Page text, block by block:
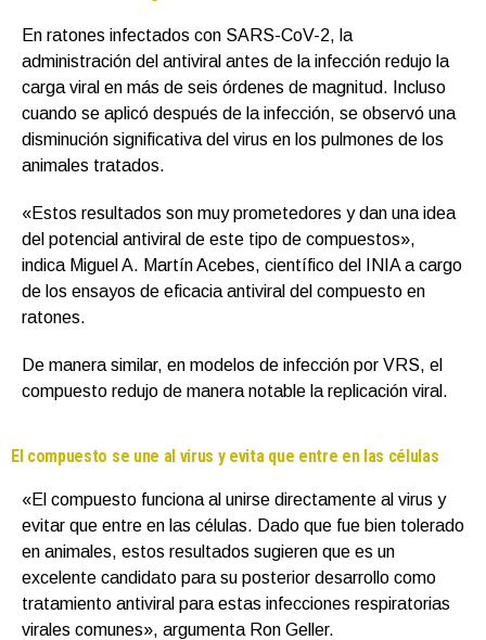
En ratones infectados con SARS-CoV-2, la
administración del antiviral antes de la infección redujo la
carga viral en más de seis órdenes de magnitud. Incluso
cuando se aplicó después de la infección, se observó una
disminución significativa del virus en los pulmones de los
animales tratados.
«Estos resultados son muy prometedores y dan una idea
del potencial antiviral de este tipo de compuestos»,
indica Miguel A. Martín Acebes, científico del INIA a cargo
de los ensayos de eficacia antiviral del compuesto en
ratones.
De manera similar, en modelos de infección por VRS, el
compuesto redujo de manera notable la replicación viral.
El compuesto se une al virus y evita que entre en las células
«El compuesto funciona al unirse directamente al virus y
evitar que entre en las células. Dado que fue bien tolerado
en animales, estos resultados sugieren que es un
excelente candidato para su posterior desarrollo como
tratamiento antiviral para estas infecciones respiratorias
virales comunes», argumenta Ron Geller.